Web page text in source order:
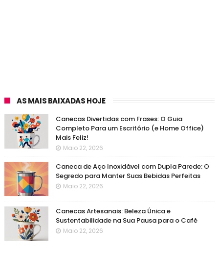
AS MAIS BAIXADAS HOJE
Canecas Divertidas com Frases: O Guia
Completo Para um Escritório (e Home Office)
Mais Feliz!
Maio 22, 2026
Caneca de Aço Inoxidável com Dupla Parede: O
Segredo para Manter Suas Bebidas Perfeitas
Maio 22, 2026
Canecas Artesanais: Beleza Única e
Sustentabilidade na Sua Pausa para o Café
Maio 22, 2026